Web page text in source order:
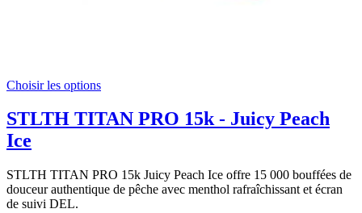
Choisir les options
STLTH TITAN PRO 15k - Juicy Peach
Ice
STLTH TITAN PRO 15k Juicy Peach Ice offre 15 000 bouffées de
douceur authentique de pêche avec menthol rafraîchissant et écran
de suivi DEL.